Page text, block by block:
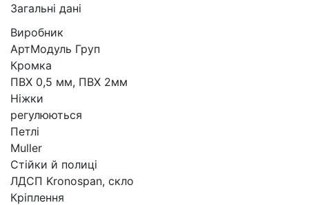
Загальні дані
Виробник
АртМодуль Груп
Кромка
ПВХ 0,5 мм, ПВХ 2мм
Ніжки
регулюються
Петлі
Muller
Стійки й полиці
ЛДСП Kronospan, скло
Кріплення